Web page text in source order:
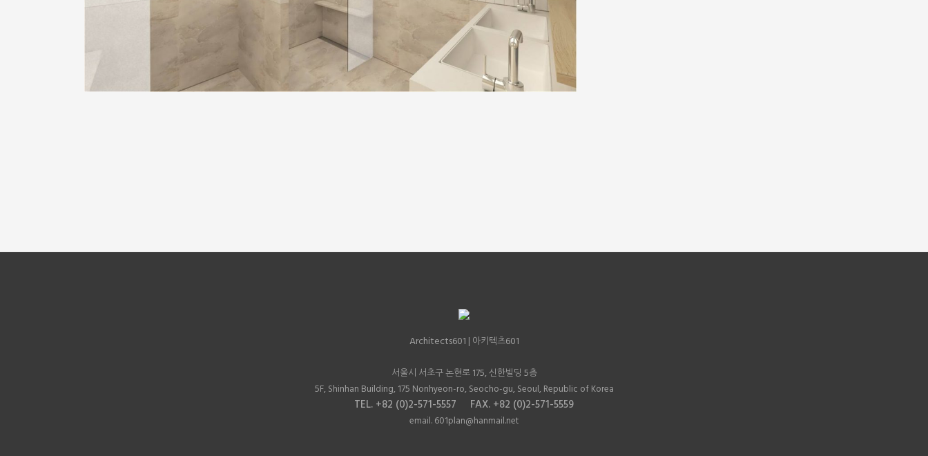
Architects601 | 아키텍츠601
서울시 서초구 논현로 175, 신한빌딩 5층
5F, Shinhan Building, 175 Nonhyeon-ro, Seocho-gu, Seoul, Republic of Korea
TEL. +82 (0)2-571-5557 FAX. +82 (0)2-571-5559
email. 601plan@hanmail.net